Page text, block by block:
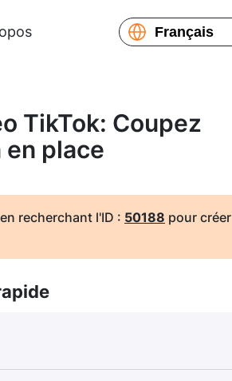
Français
Українська
TikTok: Coupez
place
recherchant l'ID : 50188 pour créer